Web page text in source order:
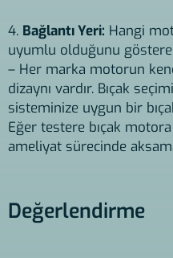
4. Bağlantı Yeri: Hangi
uyumlu olduğunu
– Her marka motorun
dizaynı vardır. Bıçak
sisteminize uygun bir
Eğer testere bıçak
ameliyat sürecinde
Değerlendirme